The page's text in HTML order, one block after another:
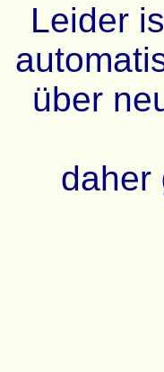
Leider
über
daher